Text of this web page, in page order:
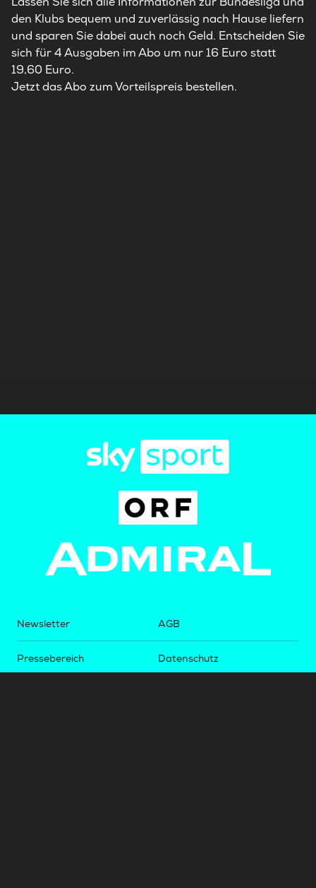
den Klubs bequem und zuverlässig nach Hause liefern
und sparen Sie dabei auch noch Geld. Entscheiden Sie
sich für 4 Ausgaben im Abo um nur 16 Euro statt
19,60 Euro.
Jetzt das Abo zum Vorteilspreis bestellen.
Newsletter
Pressebereich
AGB
Datenschutz